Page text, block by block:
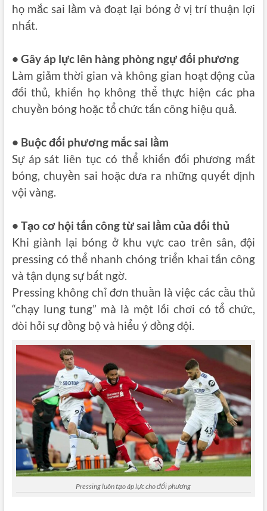
họ mắc sai lầm và đoạt lại bóng ở vị trí thuận lợi
nhất.
• Gây áp lực lên hàng phòng ngự đối phương
Làm giảm thời gian và không gian hoạt động của
đối thủ, khiến họ không thể thực hiện các pha
chuyền bóng hoặc tổ chức tấn công hiệu quả.
• Buộc đối phương mắc sai lầm
Sự áp sát liên tục có thể khiến đối phương mất
bóng, chuyền sai hoặc đưa ra những quyết định
vội vàng.
• Tạo cơ hội tấn công từ sai lầm của đối thủ
Khi giành lại bóng ở khu vực cao trên sân, đội
pressing có thể nhanh chóng triển khai tấn công
và tận dụng sự bất ngờ.
Pressing không chỉ đơn thuần là việc các cầu thủ
“chạy lung tung” mà là một lối chơi có tổ chức,
đòi hỏi sự đồng bộ và hiểu ý đồng đội.
Pressing luôn tạo áp lực cho đối phương